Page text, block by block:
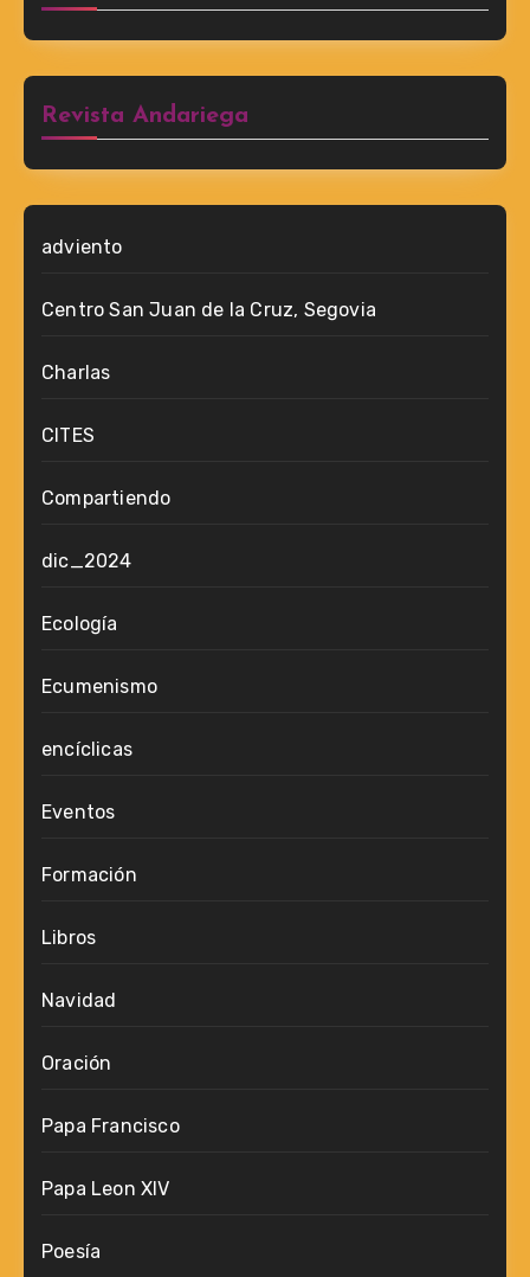
Revista Andariega
adviento
Centro San Juan de la Cruz, Segovia
Charlas
CITES
Compartiendo
dic_2024
Ecología
Ecumenismo
encíclicas
Eventos
Formación
Libros
Navidad
Oración
Papa Francisco
Papa Leon XIV
Poesía